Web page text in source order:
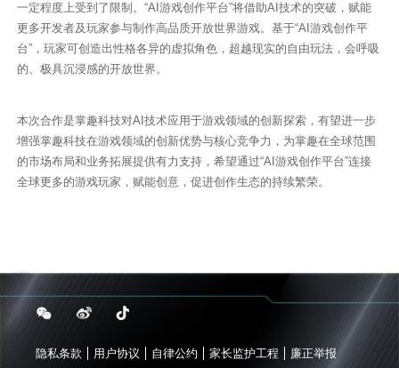
一定程度上受到了限制。“AI游戏创作平台”将借助AI技术的突破，赋能
更多开发者及玩家参与制作高品质开放世界游戏。基于“AI游戏创作平
台”，玩家可创造出性格各异的虚拟角色，超越现实的自由玩法，会呼吸
的、极具沉浸感的开放世界。
本次合作是掌趣科技对AI技术应用于游戏领域的创新探索，有望进一步
增强掌趣科技在游戏领域的创新优势与核心竞争力，为掌趣在全球范围
的市场布局和业务拓展提供有力支持，希望通过“AI游戏创作平台”连接
全球更多的游戏玩家，赋能创意，促进创作生态的持续繁荣。
隐私条款 用户协议 自律公约 家长监护工程 廉正举报